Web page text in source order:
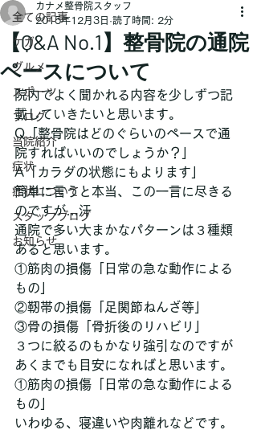
全ての記事
ケガ
グルメ
スポーツ
ブログ
当院紹介
症状
症状について
スタッフブログ
お知らせ
【Q&A No.1】整骨院の通院
ペースについて
カナメ整骨院スタッフ
2015年12月3日 読了時間: 2分
院内でよく聞かれる内容を少しずつ記
載していきたいと思います。
Q「整骨院はどのぐらいのペースで通
院すればいいのでしょうか？」
A「カラダの状態にもよります」
簡単に言うと本当、この一言に尽きる
のですが…汗
通院で多い大まかなパターンは３種類
あると思います。
①筋肉の損傷「日常の急な動作による
もの」
②靭帯の損傷「足関節ねんざ等」
③骨の損傷「骨折後のリハビリ」
３つに絞るのもかなり強引なのですが
あくまでも目安になればと思います。
①筋肉の損傷「日常の急な動作による
もの」
いわゆる、寝違いや肉離れなどです。